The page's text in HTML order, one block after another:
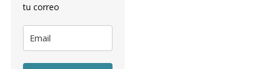
tu correo